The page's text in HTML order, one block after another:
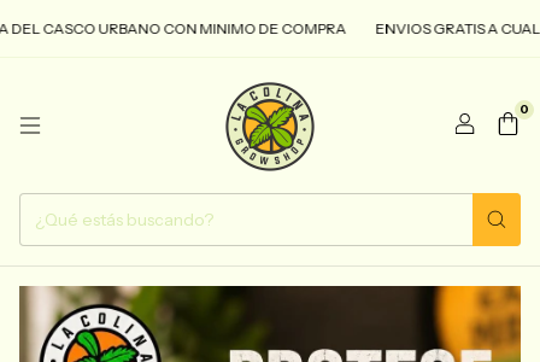
URBANO CON MINIMO DE COMPRA ENVIOS GRATIS A
0